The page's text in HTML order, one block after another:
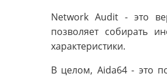
Network Audit - это
позволяет собирать
характеристики.
В целом, Aida64 - это